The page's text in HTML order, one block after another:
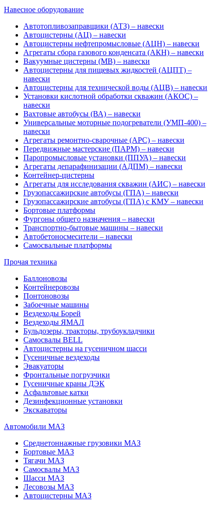
Навесное оборудование
Автотопливозаправщики (АТЗ) – навески
Автоцистерны (АЦ) – навески
Автоцистерны нефтепромысловые (АЦН) – навески
Агрегаты сбора газового конденсата (АКН) – навески
Вакуумные цистерны (МВ) – навески
Автоцистерны для пищевых жидкостей (АЦПТ) –
навески
Автоцистерны для технической воды (АЦВ) – навески
Установки кислотной обработки скважин (АКОС) –
навески
Вахтовые автобусы (ВА) – навески
Универсальные моторные подогреватели (УМП-400) –
навески
Агрегаты ремонтно-сварочные (АРС) – навески
Передвижные мастерские (ПАРМ) – навески
Паропромысловые установки (ППУА) – навески
Агрегаты депарафинизации (АДПМ) – навески
Контейнер-цистерны
Агрегаты для исследования скважин (АИС) – навески
Грузопассажирские автобусы (ГПА) – навески
Грузопассажирские автобусы (ГПА) с КМУ – навески
Бортовые платформы
Фургоны общего назначения – навески
Транспортно-бытовые машины – навески
Автобетоносмесители – навески
Самосвальные платформы
Прочая техника
Баллоновозы
Контейнеровозы
Понтоновозы
Забоечные машины
Вездеходы Борей
Вездеходы ЯМАЛ
Бульдозеры, тракторы, трубоукладчики
Самосвалы BELL
Автоцистерны на гусеничном шасси
Гусеничные вездеходы
Эвакуаторы
Фронтальные погрузчики
Гусеничные краны ДЭК
Асфальтовые катки
Дезинфекционные установки
Экскаваторы
Автомобили МАЗ
Среднетоннажные грузовики МАЗ
Бортовые МАЗ
Тягачи МАЗ
Самосвалы МАЗ
Шасси МАЗ
Лесовозы МАЗ
Автоцистерны МАЗ